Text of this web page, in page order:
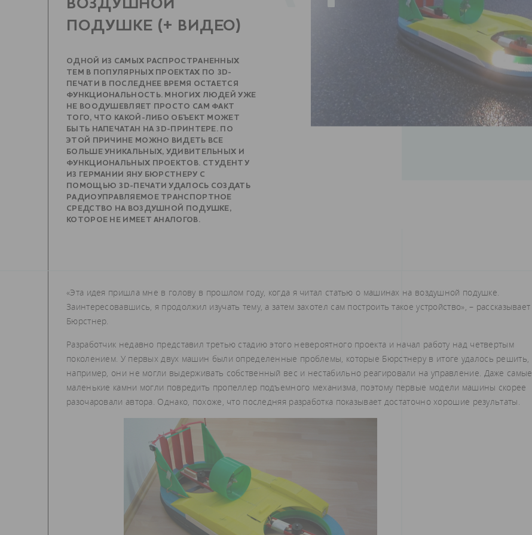
ВОЗДУШНОЙ
ПОДУШКЕ (+ ВИДЕО)
ОДНОЙ ИЗ САМЫХ РАСПРОСТРАНЕННЫХ
ТЕМ В ПОПУЛЯРНЫХ ПРОЕКТАХ ПО 3D-
ПЕЧАТИ В ПОСЛЕДНЕЕ ВРЕМЯ ОСТАЕТСЯ
ФУНКЦИОНАЛЬНОСТЬ. МНОГИХ ЛЮДЕЙ УЖЕ
НЕ ВООДУШЕВЛЯЕТ ПРОСТО САМ ФАКТ
ТОГО, ЧТО КАКОЙ-ЛИБО ОБЪЕКТ МОЖЕТ
БЫТЬ НАПЕЧАТАН НА 3D-ПРИНТЕРЕ. ПО
ЭТОЙ ПРИЧИНЕ МОЖНО ВИДЕТЬ ВСЕ
БОЛЬШЕ УНИКАЛЬНЫХ, УДИВИТЕЛЬНЫХ И
ФУНКЦИОНАЛЬНЫХ ПРОЕКТОВ. СТУДЕНТУ
ИЗ ГЕРМАНИИ ЯНУ БЮРСТНЕРУ С
ПОМОЩЬЮ 3D-ПЕЧАТИ УДАЛОСЬ СОЗДАТЬ
РАДИОУПРАВЛЯЕМОЕ ТРАНСПОРТНОЕ
СРЕДСТВО НА ВОЗДУШНОЙ ПОДУШКЕ,
КОТОРОЕ НЕ ИМЕЕТ АНАЛОГОВ.
«Эта идея пришла мне в голову в прошлом году, когда я читал статью о машинах на воздушной подушке.
Заинтересовавшись, я продолжил изучать тему, а затем захотел сам построить такое устройство», – рассказывает
Бюрстнер.
Разработчик недавно представил третью стадию этого невероятного проекта и начал работу над четвертым
поколением. У первых двух машин были определенные проблемы, которые Бюрстнеру в итоге удалось решить,
например, они не могли выдерживать собственный вес и нестабильно реагировали на управление. Даже самые
маленькие камни могли повредить пропеллер подъемного механизма, поэтому первые модели машины скорее
разочаровали автора. Однако, похоже, что последняя разработка показывает достаточно хорошие результаты.